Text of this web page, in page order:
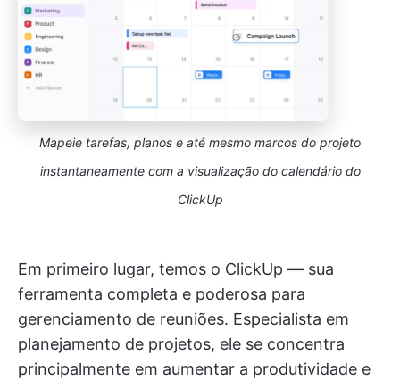
Mapeie tarefas, planos e até mesmo marcos do projeto
instantaneamente com a visualização do calendário do
ClickUp
Em primeiro lugar, temos o ClickUp — sua
ferramenta completa e poderosa para
gerenciamento de reuniões. Especialista em
planejamento de projetos, ele se concentra
principalmente em aumentar a produtividade e